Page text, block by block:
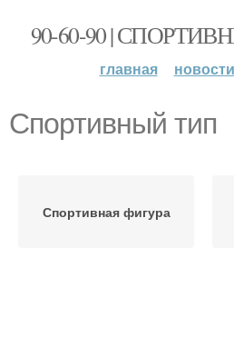
90-60-90 |
главная новости
Спортивный тип
Спортивная фигура